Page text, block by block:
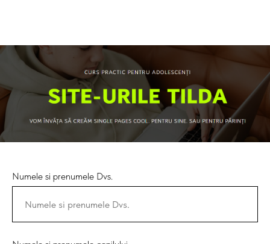
Numele si prenumele Dvs.